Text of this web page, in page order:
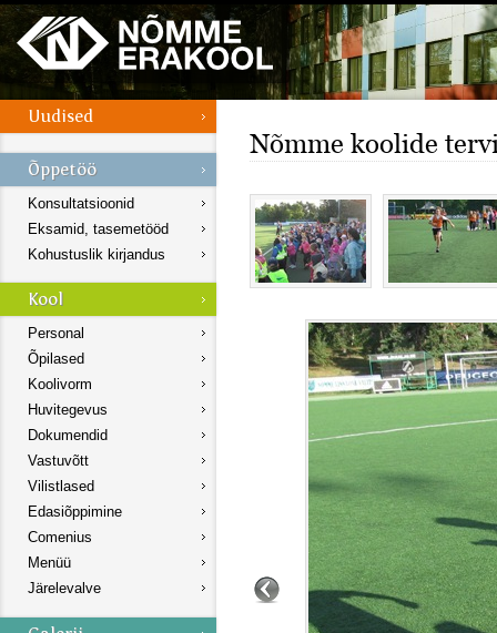
Konsultatsioonid
Eksamid, tasemetööd
Kohustuslik kirjandus
Personal
Õpilased
Koolivorm
Huvitegevus
Dokumendid
Vastuvõtt
Vilistlased
Edasiõppimine
Comenius
Menüü
Järelevalve
Nõmme koolide